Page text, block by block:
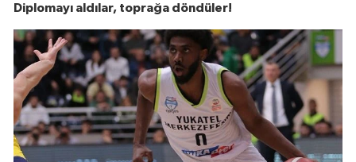
Diplomayı aldılar, toprağa döndüler!